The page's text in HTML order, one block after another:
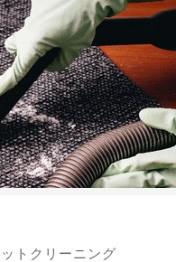
トクリーニング